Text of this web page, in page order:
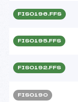
FIS0196.FFS
FIS0195.FFS
FIS0192.FFS
FIS0190